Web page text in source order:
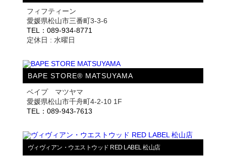
フィフティーン
愛媛県松山市三番町3-3-6
TEL：089-934-8771
定休日 : 水曜日
BAPE STORE® MATSUYAMA
ベイプ マツヤマ
愛媛県松山市千舟町4-2-10 1F
TEL：089-943-7613
ヴィヴィアン・ウエストウッド RED LABEL 松山店